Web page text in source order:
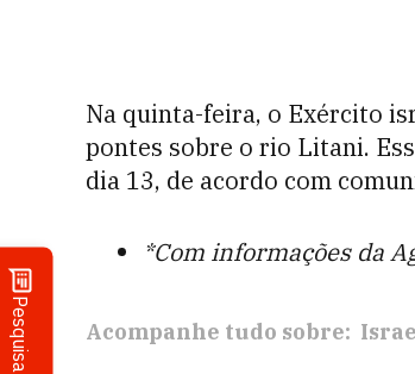
Pesquisa
Na quinta-feira, o Exército
pontes sobre o rio Litani.
dia 13, de acordo com
*Com informações da
Acompanhe tudo sobre: